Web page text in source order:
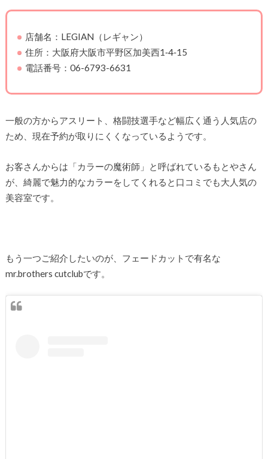
店舗名：LEGIAN（レギャン）
住所：大阪府大阪市平野区加美西1‐4‐15
電話番号：06-6793-6631
一般の方からアスリート、格闘技選手など幅広く通う人気店の
ため、現在予約が取りにくくなっているようです。
お客さんからは「カラーの魔術師」と呼ばれているもとやさん
が、綺麗で魅力的なカラーをしてくれると口コミでも大人気の
美容室です。
もう一つご紹介したいのが、フェードカットで有名な
mr.brothers cutclubです。